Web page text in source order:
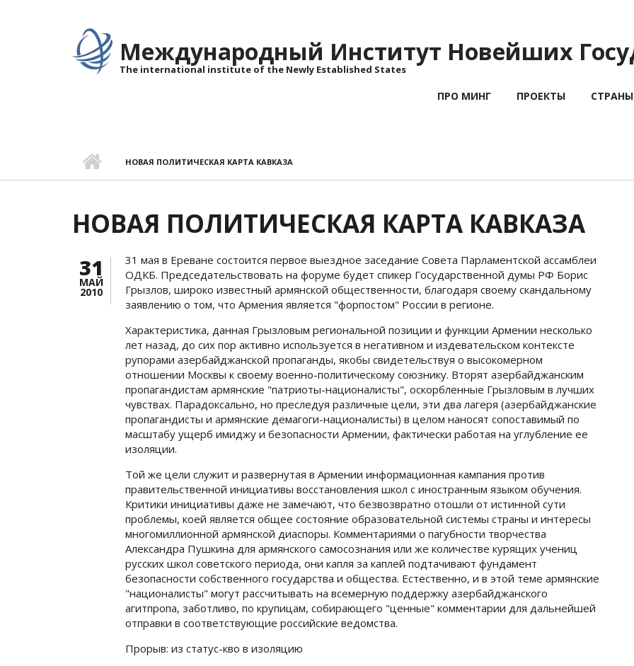
Международный Институт Новейших
The international institute of the Newly Established States
ПРО МИНГ ПРОЕКТЫ СТРАНЫ
НОВАЯ ПОЛИТИЧЕСКАЯ КАРТА КАВКАЗА
НОВАЯ ПОЛИТИЧЕСКАЯ КАРТА КАВКАЗА
31
МАЙ
2010
31 мая в Ереване состоится первое выездное заседание Совета Парламентской ассамблеи
ОДКБ. Председательствовать на форуме будет спикер Государственной думы РФ Борис
Грызлов, широко известный армянской общественности, благодаря своему скандальному
заявлению о том, что Армения является "форпостом" России в регионе.
Характеристика, данная Грызловым региональной позиции и функции Армении несколько
лет назад, до сих пор активно используется в негативном и издевательском контексте
рупорами азербайджанской пропаганды, якобы свидетельствуя о высокомерном
отношении Москвы к своему военно-политическому союзнику. Вторят азербайджанским
пропагандистам армянские "патриоты-националисты", оскорбленные Грызловым в лучших
чувствах. Парадоксально, но преследуя различные цели, эти два лагеря (азербайджанские
пропагандисты и армянские демагоги-националисты) в целом наносят сопоставимый по
масштабу ущерб имиджу и безопасности Армении, фактически работая на углубление ее
изоляции.
Той же цели служит и развернутая в Армении информационная кампания против
правительственной инициативы восстановления школ с иностранным языком обучения.
Критики инициативы даже не замечают, что безвозвратно отошли от истинной сути
проблемы, коей является общее состояние образовательной системы страны и интересы
многомиллионной армянской диаспоры. Комментариями о пагубности творчества
Александра Пушкина для армянского самосознания или же количестве курящих учениц
русских школ советского периода, они капля за каплей подтачивают фундамент
безопасности собственного государства и общества. Естественно, и в этой теме армянские
"националисты" могут рассчитывать на всемерную поддержку азербайджанского
агитпропа, заботливо, по крупицам, собирающего "ценные" комментарии для дальнейшей
отправки в соответствующие российские ведомства.
Прорыв: из статус-кво в изоляцию